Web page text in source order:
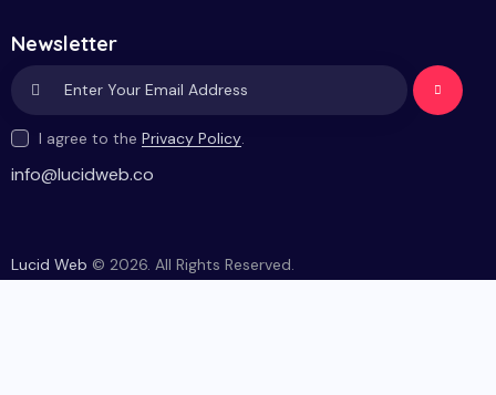
Newsletter
Subscri
I agree to the Privacy Policy
info@lucidweb.co
Lucid Web © 2026. All Rights Reserved.